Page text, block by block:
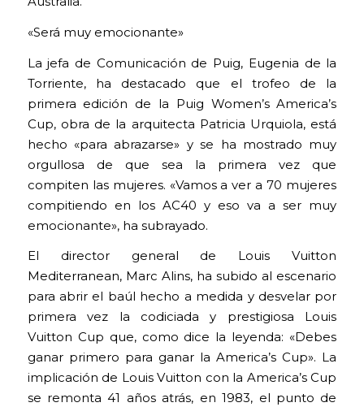
«Será muy emocionante»
La jefa de Comunicación de Puig, Eugenia de la
Torriente, ha destacado que el trofeo de la
primera edición de la Puig Women’s America’s
Cup, obra de la arquitecta Patricia Urquiola, está
hecho «para abrazarse» y se ha mostrado muy
orgullosa de que sea la primera vez que
compiten las mujeres. «Vamos a ver a 70 mujeres
compitiendo en los AC40 y eso va a ser muy
emocionante», ha subrayado.
El director general de Louis Vuitton
Mediterranean, Marc Alins, ha subido al escenario
para abrir el baúl hecho a medida y desvelar por
primera vez la codiciada y prestigiosa Louis
Vuitton Cup que, como dice la leyenda: «Debes
ganar primero para ganar la America’s Cup». La
implicación de Louis Vuitton con la America’s Cup
se remonta 41 años atrás, en 1983, el punto de